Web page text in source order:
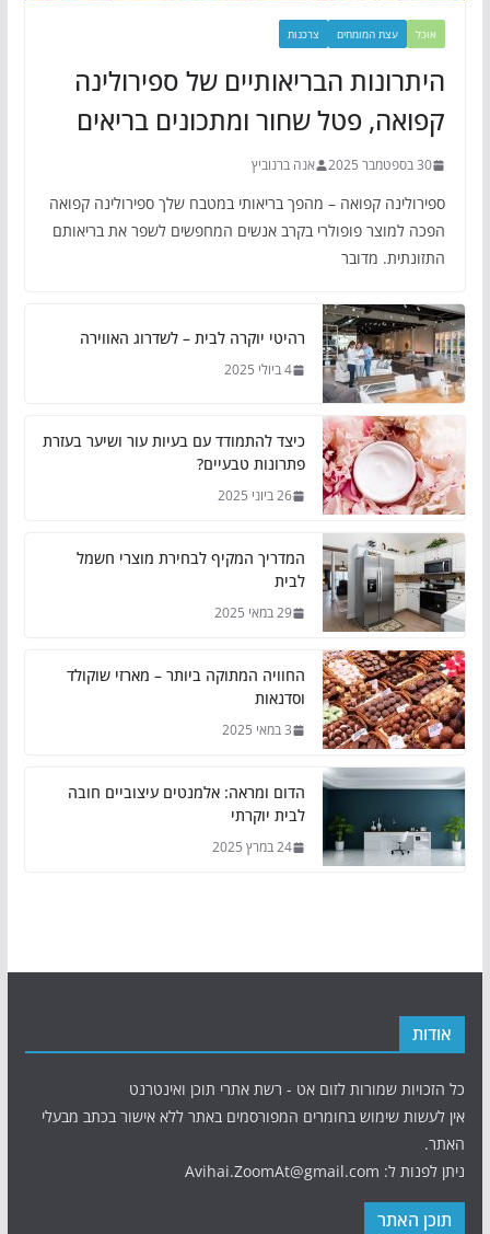
אוכל עצת המומחים צרכנות
היתרונות הבריאותיים של ספירולינה
קפואה, פטל שחור ומתכונים בריאים
30 בספטמבר 2025 אנה ברנוביץ
ספירולינה קפואה – מהפך בריאותי במטבח שלך ספירולינה קפואה
הפכה למוצר פופולרי בקרב אנשים המחפשים לשפר את בריאותם
התזונתית. מדובר
רהיטי יוקרה לבית – לשדרוג האווירה
4 ביולי 2025
כיצד להתמודד עם בעיות עור ושיער בעזרת
פתרונות טבעיים?
26 ביוני 2025
המדריך המקיף לבחירת מוצרי חשמל
לבית
29 במאי 2025
החוויה המתוקה ביותר – מארזי שוקולד
וסדנאות
3 במאי 2025
הדום ומראה: אלמנטים עיצוביים חובה
לבית יוקרתי
24 במרץ 2025
אודות
כל הזכויות שמורות לזום אט - רשת אתרי תוכן ואינטרנט
אין לעשות שימוש בחומרים המפורסמים באתר ללא אישור בכתב מבעלי
האתר.
ניתן לפנות ל: Avihai.ZoomAt@gmail.com
תוכן האתר